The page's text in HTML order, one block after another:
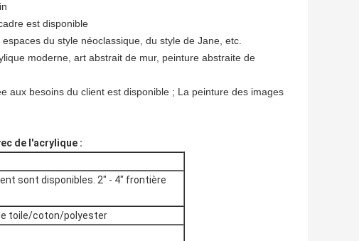
est disponible
du style néoclassique, du style de Jane, etc.
moderne, art abstrait de mur, peinture abstraite de
aux besoins du client est disponible ; La peinture des images
de l'acrylique :
sont disponibles. 2" - 4" frontière
toile/coton/polyester